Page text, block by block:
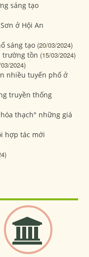
sáng tạo
ở Hội An
sáng tạo (20/03/2024)
trường tồn (15/03/2024)
2024)
nhiều tuyến phố ở
truyền thống
thạch" những giá
hợp tác mới